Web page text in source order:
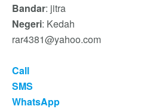
Bandar: jitra
Negeri: Kedah
rar4381@yahoo.com
Call
SMS
WhatsApp